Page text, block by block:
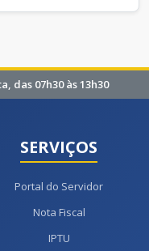
das 07h30 às 13h30
SERVIÇOS
Portal do Servidor
Nota Fiscal
IPTU